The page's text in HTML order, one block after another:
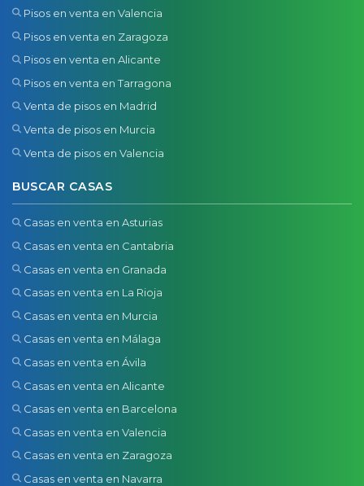
Pisos en venta en Valencia
Pisos en venta en Zaragoza
Pisos en venta en Alicante
Pisos en venta en Tarragona
Venta de pisos en Madrid
Venta de pisos en Murcia
Venta de pisos en Valencia
BUSCAR CASAS
Casas en venta en Asturias
Casas en venta en Cantabria
Casas en venta en Granada
Casas en venta en La Rioja
Casas en venta en Murcia
Casas en venta en Málaga
Casas en venta en Ávila
Casas en venta en Alicante
Casas en venta en Barcelona
Casas en venta en Valencia
Casas en venta en Zaragoza
Casas en venta en Navarra